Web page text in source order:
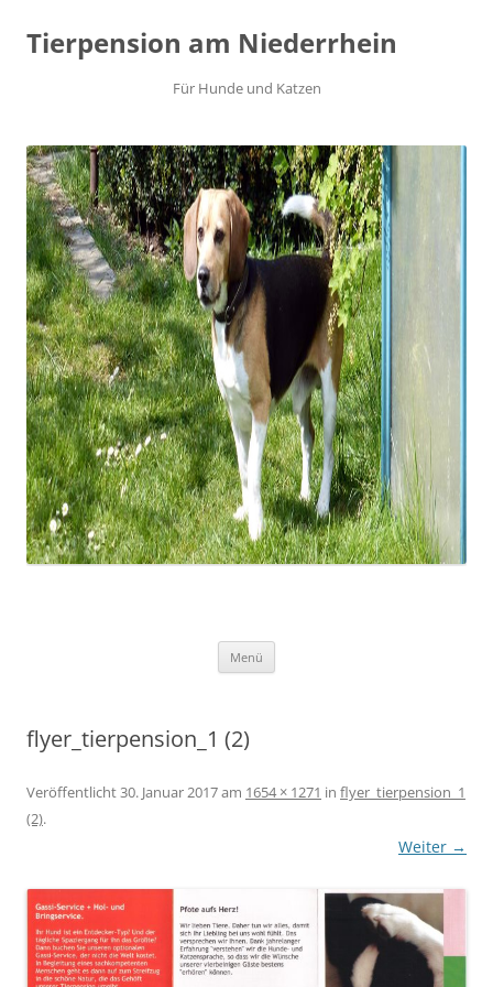
Tierpension am Niederrhein
Für Hunde und Katzen
Menü
flyer_tierpension_1 (2)
Veröffentlicht30. Januar 2017am 1654 × 1271 in flyer_tierpension_1
(2).
Weiter →